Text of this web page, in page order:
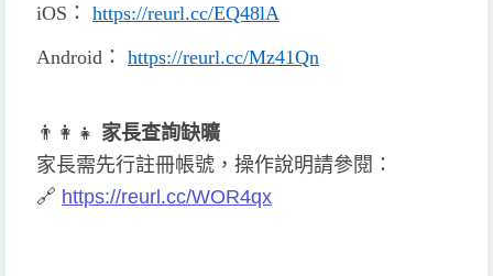
iOS ： https://reurl.cc/EQ48lA
Android ： https://reurl.cc/Mz41Qn
👨 👩 👧 家長查詢缺曠
家長需先行註冊帳號，操作說明請參閱：
🔗 https://reurl.cc/WOR4qx